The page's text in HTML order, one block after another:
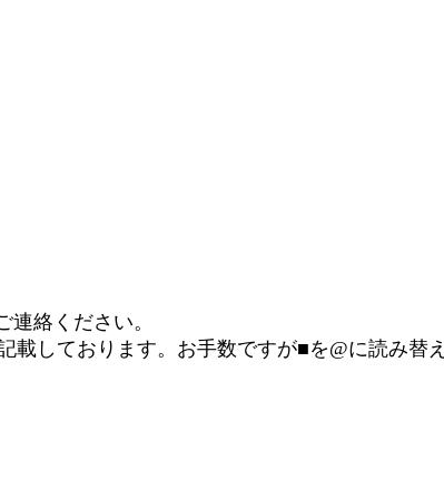
絡ください。
しております。お手数ですが■を@に読み替